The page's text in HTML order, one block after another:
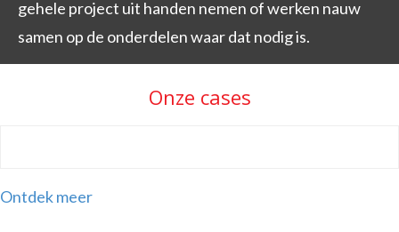
gehele project uit handen nemen of werken nauw
samen op de onderdelen waar dat nodig is.
Onze cases
Ontdek meer